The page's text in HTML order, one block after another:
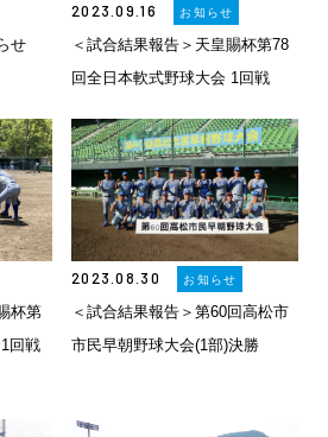
せ
2023.09.16 お知らせ
＜試合結果報告＞天皇賜杯第78
回全日本軟式野球大会 1回戦
杯第
回戦
2023.08.30 お知らせ
＜試合結果報告＞第60回高松市
市民早朝野球大会(1部)決勝